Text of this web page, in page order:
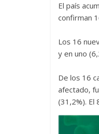
El país
confirman
Los 16
y en uno
De los 16
afectado,
(31,2%). El